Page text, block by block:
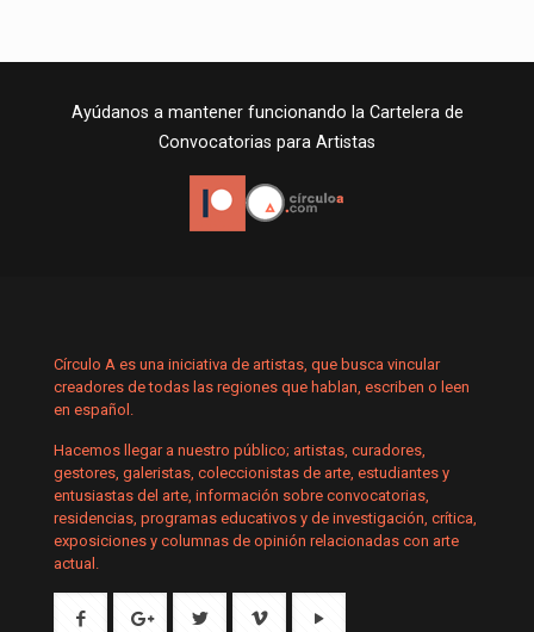
Ayúdanos a mantener funcionando la Cartelera de
Convocatorias para Artistas
Círculo A es una iniciativa de artistas, que busca vincular
creadores de todas las regiones que hablan, escriben o leen
en español.
Hacemos llegar a nuestro público; artistas, curadores,
gestores, galeristas, coleccionistas de arte, estudiantes y
entusiastas del arte, información sobre convocatorias,
residencias, programas educativos y de investigación, crítica,
exposiciones y columnas de opinión relacionadas con arte
actual.